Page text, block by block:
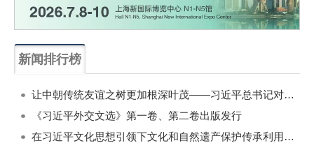
新闻排行榜
让中朝传统友谊之树更加根深叶茂——习近平总书记对朝鲜进行国事访问纪实
《习近平外交文选》第一卷、第二卷出版发行
在习近平文化思想引领下文化和自然遗产保护传承利用工作开创新局面